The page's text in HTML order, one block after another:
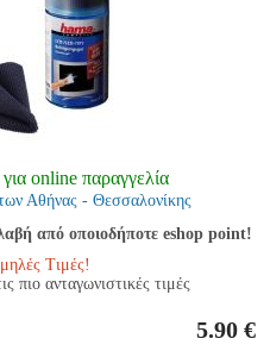
online παραγγελία
Αθήνας - Θεσσαλονίκης
από οποιοδήποτε eshop point!
Τιμές!
πιο ανταγωνιστικές τιμές
5.90 €